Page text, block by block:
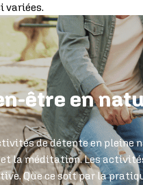
variées.
être en
de détente en pleine
la méditation. Les
Que ce soit par la